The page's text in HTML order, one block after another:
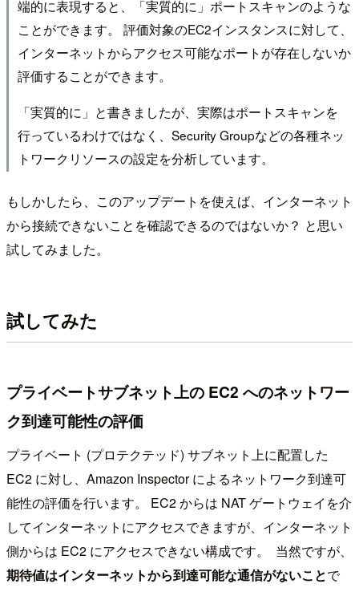
端的に表現すると、「実質的に」ポートスキャンのような
ことができます。 評価対象のEC2インスタンスに対して、
インターネットからアクセス可能なポートが存在しないか
評価することができます。
「実質的に」と書きましたが、実際はポートスキャンを
行っているわけではなく、Security Groupなどの各種ネッ
トワークリソースの設定を分析しています。
もしかしたら、このアップデートを使えば、インターネット
から接続できないことを確認できるのではないか？ と思い
試してみました。
試してみた
プライベートサブネット上の EC2 へのネットワー
ク到達可能性の評価
プライベート (プロテクテッド) サブネット上に配置した
EC2 に対し、Amazon Inspector によるネットワーク到達可
能性の評価を行います。 EC2 からは NAT ゲートウェイを介
してインターネットにアクセスできますが、インターネット
側からは EC2 にアクセスできない構成です。 当然ですが、
期待値はインターネットから到達可能な通信がないことで